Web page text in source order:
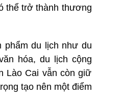
thể trở thành thương
phẩm du lịch như du
hóa, du lịch cộng
Lào Cai vẫn còn giữ
tạo nên một điểm